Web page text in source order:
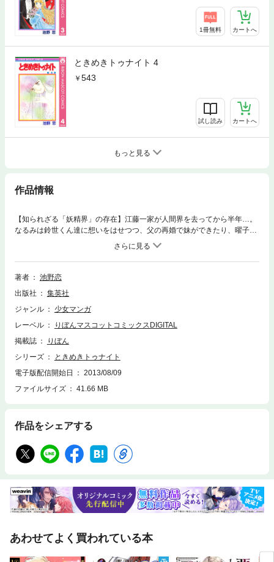
1冊無料 カートへ
ときめきトゥナイト 4
543
試し読み カートへ
もっと見る
作品情報
【知られざる「妖精界」の存在】江藤一家が人間界を去ってから半年…。
なるみは鈴世くん達に想いをはせつつ、父の再婚で妹ができたり、曜子先
生が再婚したりとにぎやかな毎日に助けられています。そんな中、チップ
ルと初対面した妹のマナにフシギなできごとが…！ 第五の世界「妖精
界」が登場する第20巻！
著者
池野恋
出版社
集英社
ジャンル
少女マンガ
レーベル
りぼんマスコットコミックスDIGITAL
掲載誌
りぼん
シリーズ
ときめきトゥナイト
電子版配信開始日
2013/08/09
ファイルサイズ
41.66 MB
作品をシェアする
あわせてよく買われている本